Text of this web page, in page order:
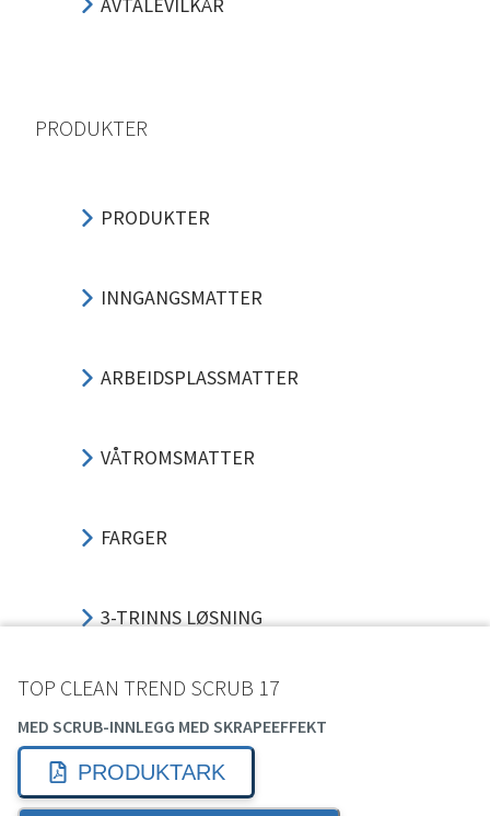
TOP CLEAN TREND SCRUB 17
MED SCRUB-INNLEGG MED SKRAPEEFFEKT
PRODUKTARK
PRODUKTER
PRODUKTER
INNGANGSMATTER
ARBEIDSPLASSMATTER
VÅTROMSMATTER
FARGER
3-TRINNS LØSNING
TRINNLYDSDEMPING